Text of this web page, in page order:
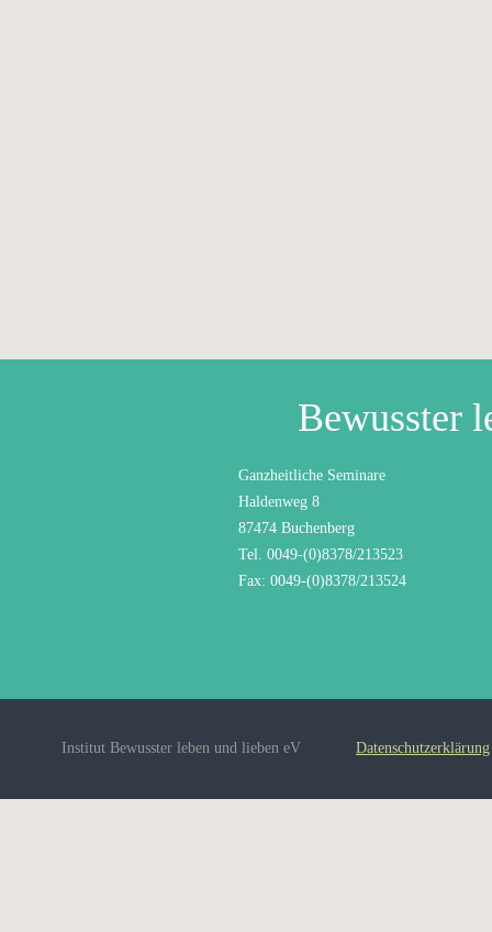
Bewusster
Ganzheitliche Seminare
Haldenweg 8
87474 Buchenberg
Tel. 0049-(0)8378/213523
Fax: 0049-(0)8378/213524
Institut Bewusster leben und lieben eV Datenschutzerklärung